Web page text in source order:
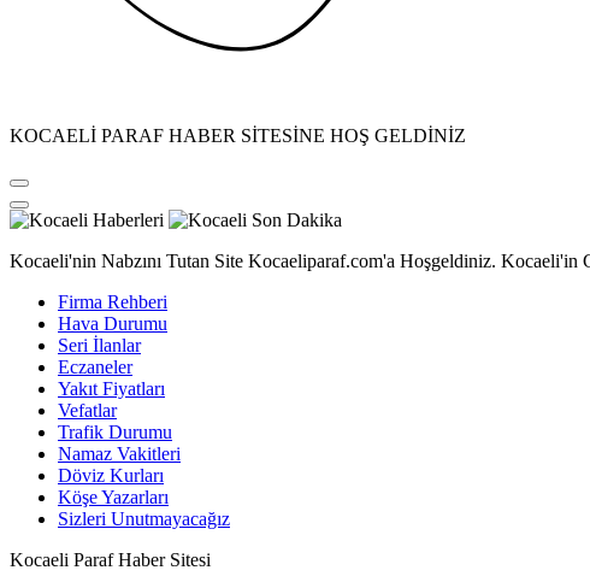
KOCAELİ PARAF HABER SİTESİNE HOŞ GELDİNİZ
Kocaeli'nin Nabzını Tutan Site Kocaeliparaf.com'a Hoşgeldiniz.
Firma Rehberi
Hava Durumu
Seri İlanlar
Eczaneler
Yakıt Fiyatları
Vefatlar
Trafik Durumu
Namaz Vakitleri
Döviz Kurları
Köşe Yazarları
Sizleri Unutmayacağız
Kocaeli Paraf Haber Sitesi